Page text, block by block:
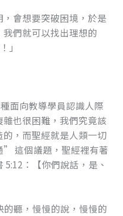
會想要突破困境，於是
們就可以找出理想的
面向教導學員認識人際
也很困難，我們究竟該
，而聖經就是人類一切
這個議題，聖經裡有著
：【你們說話，是、
聽，慢慢的說，慢慢的